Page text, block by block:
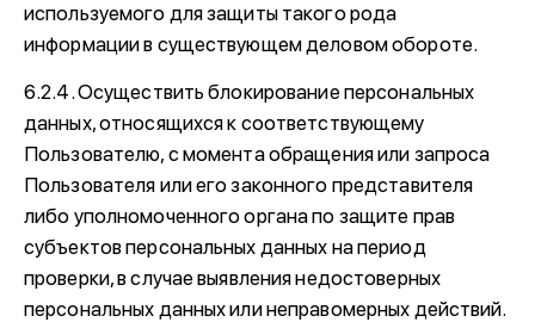
используемого для защиты такого рода
информации в существующем деловом обороте.
6.2.4. Осуществить блокирование персональных
данных, относящихся к соответствующему
Пользователю, с момента обращения или запроса
Пользователя или его законного представителя
либо уполномоченного органа по защите прав
субъектов персональных данных на период
проверки, в случае выявления недостоверных
персональных данных или неправомерных действий.